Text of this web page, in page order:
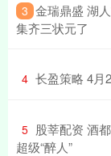
3 金瑞鼎盛 湖
集齐三状元了
4 长盈策略 4月
5 股莘配资 酒
超级“醉人”